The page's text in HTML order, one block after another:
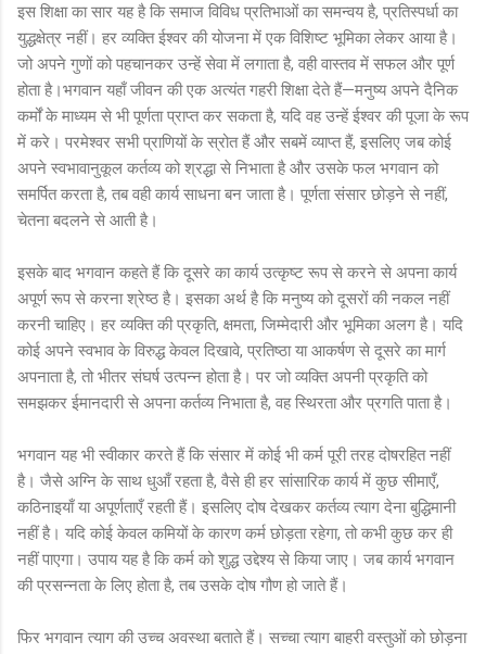
इस शिक्षा का सार यह है कि समाज विविध प्रतिभाओं का समन्वय है, प्रतिस्पर्धा का
युद्धक्षेत्र नहीं। हर व्यक्ति ईश्वर की योजना में एक विशिष्ट भूमिका लेकर आया है।
जो अपने गुणों को पहचानकर उन्हें सेवा में लगाता है, वही वास्तव में सफल और पूर्ण
होता है।भगवान यहाँ जीवन की एक अत्यंत गहरी शिक्षा देते हैं—मनुष्य अपने दैनिक
कर्मों के माध्यम से भी पूर्णता प्राप्त कर सकता है, यदि वह उन्हें ईश्वर की पूजा के रूप
में करे। परमेश्वर सभी प्राणियों के स्रोत हैं और सबमें व्याप्त हैं, इसलिए जब कोई
अपने स्वभावानुकूल कर्तव्य को श्रद्धा से निभाता है और उसके फल भगवान को
समर्पित करता है, तब वही कार्य साधना बन जाता है। पूर्णता संसार छोड़ने से नहीं,
चेतना बदलने से आती है।
इसके बाद भगवान कहते हैं कि दूसरे का कार्य उत्कृष्ट रूप से करने से अपना कार्य
अपूर्ण रूप से करना श्रेष्ठ है। इसका अर्थ है कि मनुष्य को दूसरों की नकल नहीं
करनी चाहिए। हर व्यक्ति की प्रकृति, क्षमता, जिम्मेदारी और भूमिका अलग है। यदि
कोई अपने स्वभाव के विरुद्ध केवल दिखावे, प्रतिष्ठा या आकर्षण से दूसरे का मार्ग
अपनाता है, तो भीतर संघर्ष उत्पन्न होता है। पर जो व्यक्ति अपनी प्रकृति को
समझकर ईमानदारी से अपना कर्तव्य निभाता है, वह स्थिरता और प्रगति पाता है।
भगवान यह भी स्वीकार करते हैं कि संसार में कोई भी कर्म पूरी तरह दोषरहित नहीं
है। जैसे अग्नि के साथ धुआँ रहता है, वैसे ही हर सांसारिक कार्य में कुछ सीमाएँ,
कठिनाइयाँ या अपूर्णताएँ रहती हैं। इसलिए दोष देखकर कर्तव्य त्याग देना बुद्धिमानी
नहीं है। यदि कोई केवल कमियों के कारण कर्म छोड़ता रहेगा, तो कभी कुछ कर ही
नहीं पाएगा। उपाय यह है कि कर्म को शुद्ध उद्देश्य से किया जाए। जब कार्य भगवान
की प्रसन्नता के लिए होता है, तब उसके दोष गौण हो जाते हैं।
फिर भगवान त्याग की उच्च अवस्था बताते हैं। सच्चा त्याग बाहरी वस्तुओं को छोड़ना